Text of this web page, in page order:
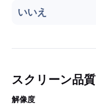
いいえ
スクリーン品質
解像度